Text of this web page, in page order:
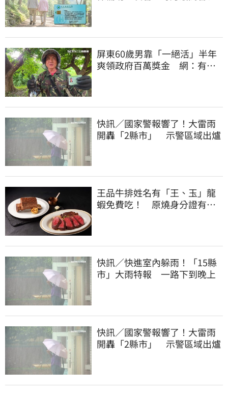
屏東60歲男靠「一絕活」半年
爽領政府百萬獎金 網：有人
快訊／國家警報響了！大雷雨
開轟「2縣市」 示警區域出爐
王品牛排姓名有「王、玉」龍
蝦免費吃！ 原燒身分證有
快訊／快進室內躲雨！「15縣
市」大雨特報 一路下到晚上
快訊／國家警報響了！大雷雨
開轟「2縣市」 示警區域出爐